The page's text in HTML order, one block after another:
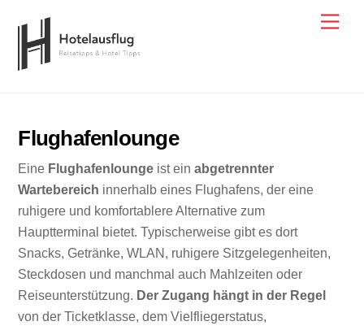
content
Flughafenlounge
Eine Flughafenlounge ist einabgetrennter
Wartebereich innerhalb eines Flughafens, der eine
ruhigere und komfortablere Alternative zum
Hauptterminal bietet. Typischerweise gibt es dort
Snacks, Getränke, WLAN, ruhigere Sitzgelegenheiten,
Steckdosen und manchmal auch Mahlzeiten oder
Reiseunterstützung. Der Zugang hängt in der Regel
von der Ticketklasse, dem Vielfliegerstatus,